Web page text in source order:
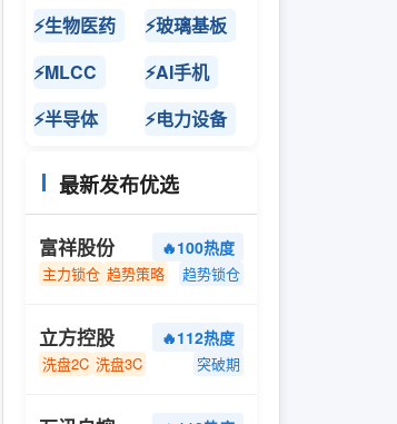
⚡生物医药
⚡玻璃基板
⚡MLCC
⚡AI手机
⚡半导体
⚡电力设备
最新发布优选
富祥股份 🔥100热度
主力锁仓 趋势策略 趋势锁仓
立方控股 🔥112热度
洗盘2C 洗盘3C 突破期